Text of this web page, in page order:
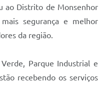
ao Distrito de Monsenhor
segurança e melhor
da região.
Parque Industrial e
recebendo os serviços